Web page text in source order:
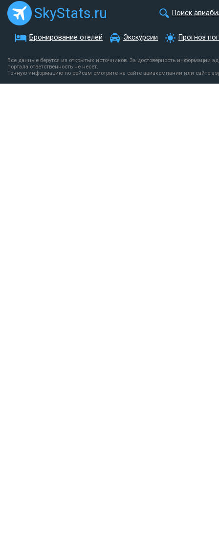
SkyStats.ru Поиск
Бронирование отелей Экскурсии Прогноз
Все данные берутся из открытых источников. За достоверность информации
портала ответственность не несет.
Точную информацию по рейсам смотрите на сайте авиакомпании или сайте